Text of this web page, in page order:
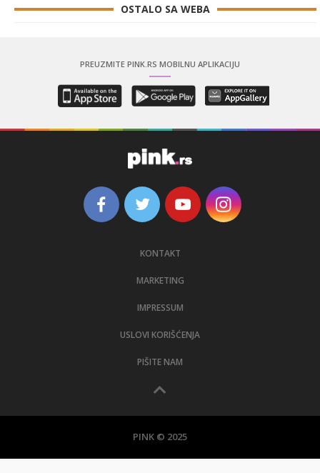
OSTALO SA WEBA
PREUZMITE PINK.RS MOBILNU APLIKACIJU
KONTAKT
MARKETING
IMPRESSUM
USLOVI KORIŠĆENJA
PIŠITE NAM
PINK © 2025